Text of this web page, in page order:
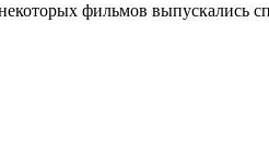
фильмов выпускались